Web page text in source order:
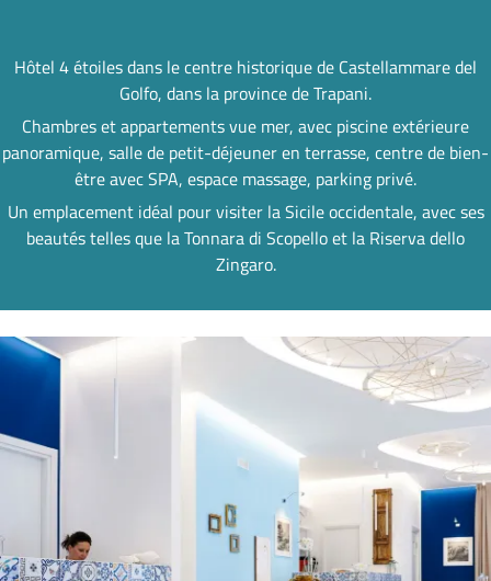
Hôtel 4 étoiles dans le centre historique de Castellammare del
Golfo, dans la province de Trapani.
Chambres et appartements vue mer, avec piscine extérieure
panoramique, salle de petit-déjeuner en terrasse, centre de bien-
être avec SPA, espace massage, parking privé.
Un emplacement idéal pour visiter la Sicile occidentale, avec ses
beautés telles que la Tonnara di Scopello et la Riserva dello
Zingaro.